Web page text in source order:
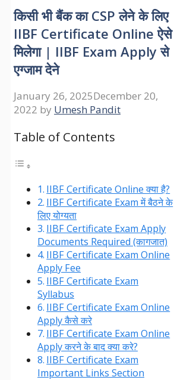
किसी भी बैंक का CSP लेने के लिए
IIBF Certificate Online ऐसे
मिलेगा | IIBF Exam Apply से
एग्जाम देने
January 26, 2025December 20,
2022 by Umesh Pandit
Table of Contents
IIBF Certificate Online क्या है?
IIBF Certificate Exam में बैठने के
लिए योग्यता
IIBF Certificate Exam Apply
Documents Required (कागजात)
IIBF Certificate Exam Online
Apply Fee
IIBF Certificate Exam
Syllabus
IIBF Certificate Exam Online
Apply कैसे करे
IIBF Certificate Exam Online
Apply करने के बाद क्या करे?
IIBF Certificate Exam
Important Links Section